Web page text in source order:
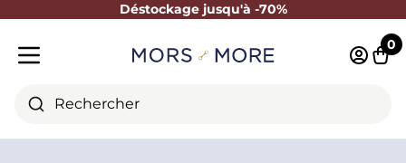
Déstockage jusqu'à -70%
Fermer
Rechercher
0